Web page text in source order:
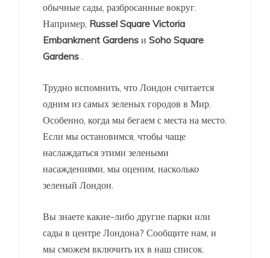
обычные сады, разбросанные вокруг.
Например, Russel Square Victoria
Embankment Gardens и Soho Square
Gardens
Трудно вспомнить, что Лондон считается
одним из самых зеленых городов в Мир.
Особенно, когда мы бегаем с места на место.
Если мы остановимся, чтобы чаще
наслаждаться этими зелеными
насаждениями, мы оценим, насколько
зеленый Лондон.
Вы знаете какие-либо другие парки или
сады в центре Лондона? Сообщите нам, и
мы сможем включить их в наш список.